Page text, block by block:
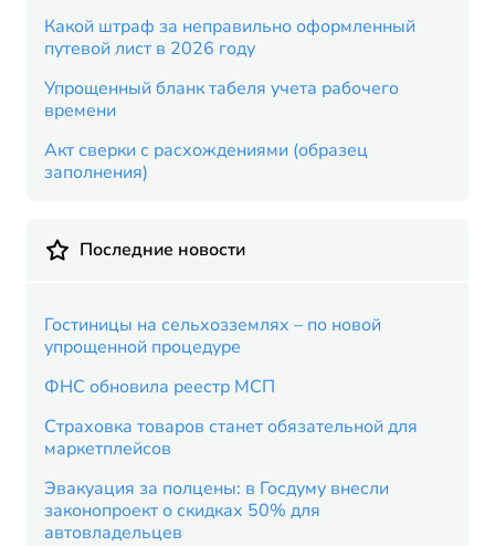
Какой штраф за неправильно оформленный
путевой лист в 2026 году
Упрощенный бланк табеля учета рабочего
времени
Акт сверки с расхождениями (образец
заполнения)
Последние новости
Гостиницы на сельхозземлях – по новой
упрощенной процедуре
ФНС обновила реестр МСП
Страховка товаров станет обязательной для
маркетплейсов
Эвакуация за полцены: в Госдуму внесли
законопроект о скидках 50% для
автовладельцев